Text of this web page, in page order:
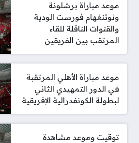
موعد مباراة برشلونة
ونوتنغهام فورست الودية
والقنوات الناقلة للقاء
المرتقب بين الفريقين
موعد مباراة الأهلي المرتقبة
في الدور التمهيدي الثاني
لبطولة الكونفدرالية الإفريقية
توقيت وموعد مشاهدة